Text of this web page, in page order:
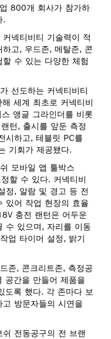
800개 회사가 참가하
.
넥티비티 기술력이 적
고, 우드존, 메탈존, 콘
수 있는 다양한 체험
선도하는 커넥티비티
세계 최초로 커넥티비
앵글 그라인더를 비롯
턴, 출시를 앞둔 측정
시하고, 테블릿 PC를
기회가 제공됐다.
모바일 앱 툴박스
할 수 있다. 커넥티비
정, 알람 및 경고 등 전
있어 작업 현장의 효율
충전 랜턴은 어두운
수 있으며, 자리를 이동
업 타이머 설정, 밝기
존, 콘크리트존, 측정공
공간을 만들어 제품을
도록 했다. 각 존마다 보
방문자들의 시연을
전동공구의 전 브랜